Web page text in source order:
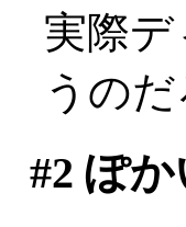
実際
うの
#2 ぽか